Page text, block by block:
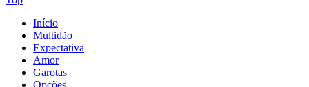
Início
Multidão
Expectativa
Amor
Garotas